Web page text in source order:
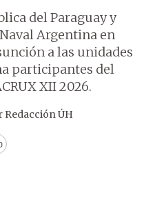
del Paraguay y
Argentina en
a las unidades
participantes del
XII 2026.
Redacción ÚH